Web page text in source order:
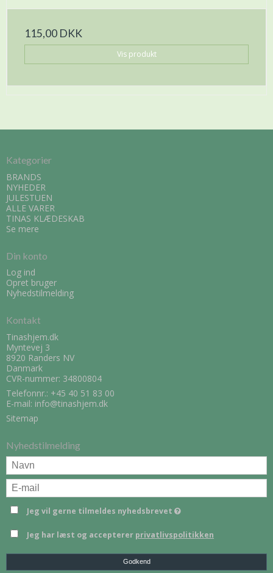
115,00 DKK
Vis produkt
Kategorier
BRANDS
NYHEDER
JULESTUEN
ALLE VARER
TINAS KLÆDESKAB
Se mere
Din konto
Log ind
Opret bruger
Nyhedstilmelding
Kontakt
Tinashjem.dk
Myntevej 3
8920 Randers NV
Danmark
CVR-nummer: 34800804
Telefonnr.: +45 40 51 83 00
E-mail: info@tinashjem.dk
Sitemap
Nyhedstilmelding
Jeg vil gerne tilmeldes nyhedsbrevet
Jeg har læst og accepterer privatlivspolitikken
Godkend